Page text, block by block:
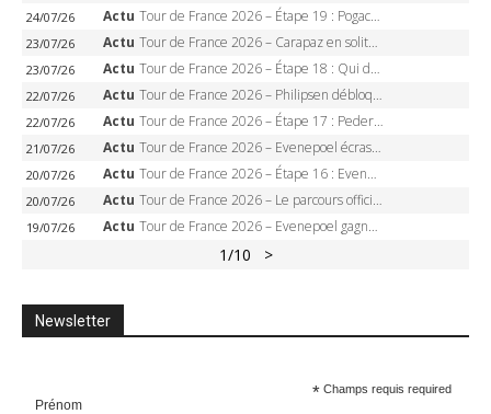
24/07/26 Actu Tour de France 2026 – Étape 19 : Pogacar peut-il enfin dompter l’Alpe d’Huez ?
23/07/26 Actu Tour de France 2026 – Carapaz en solitaire à Orcières-Merlette, Paret-Peintre à un point du maillot à pois
23/07/26 Actu Tour de France 2026 – Étape 18 : Qui domptera Orcières-Merlette, première marche vers l’Alpe d’Huez ?
22/07/26 Actu Tour de France 2026 – Philipsen débloque son compteur à Voiron, Pedersen en danger pour le maillot vert
22/07/26 Actu Tour de France 2026 – Étape 17 : Pedersen peut-il verrouiller le maillot vert à Voiron ?
21/07/26 Actu Tour de France 2026 – Evenepoel écrase le chrono d’Évian, Seixas 4e, Lipowitz abandonne
20/07/26 Actu Tour de France 2026 – Étape 16 : Evenepoel, Pogacar, Ganna… qui domptera le chrono d’Évian pour redessiner le podium ?
20/07/26 Actu Tour de France 2026 – Le parcours officiel complet : 21 étapes, profils, carte et dates
19/07/26 Actu Tour de France 2026 – Evenepoel gagne à Solaison, Vingegaard abandonne, Pogacar toujours en jaune
1/10 >
Newsletter
* Champs requis required
Prénom